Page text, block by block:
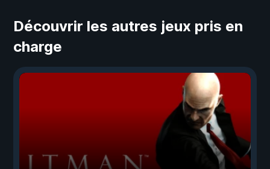
Découvrir les autres jeux pris en
charge